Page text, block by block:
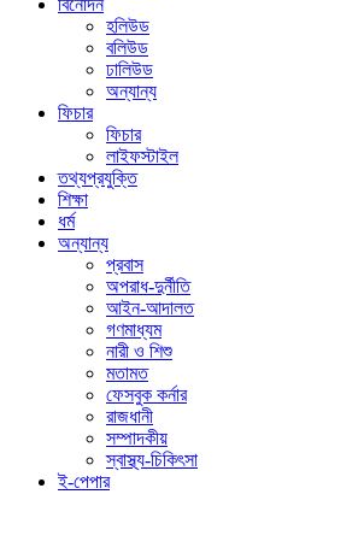
বিনোদন
হলিউড
বলিউড
ঢালিউড
অন্যান্য
ফিচার
ফিচার
লাইফস্টাইল
তথ্যপ্রযুক্তি
শিক্ষা
ধর্ম
অন্যান্য
প্রবাস
অপরাধ-দুর্নীতি
আইন-আদালত
গণমাধ্যম
নারী ও শিশু
মতামত
ফেসবুক কর্নার
রাজধানী
সম্পাদকীয়
স্বাস্থ্য-চিকিৎসা
ই-পেপার